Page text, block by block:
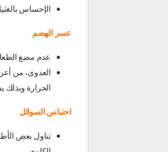
الإحساس
عسر الهضم
عدم مضغ
العدوى، من
الحرارة وبذلك
احتباس السوائل
تناول بعض